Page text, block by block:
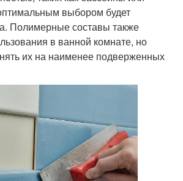
выбором будет
Полимерные составы также
в ванной комнате, но
их на наименее подверженных